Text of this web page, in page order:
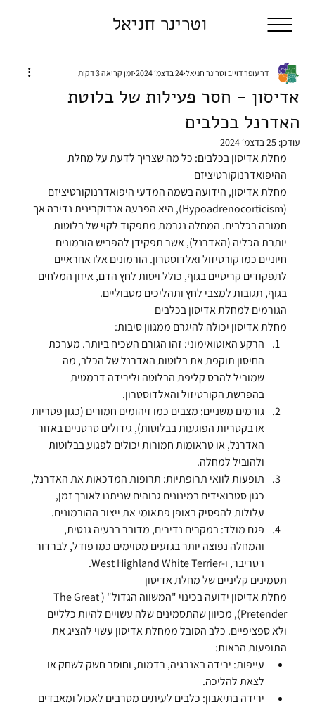
וטרינר חניאל
אדיסון - חסר פעילות של בלוטת
האדרנל בכלבים
דר עופר דוייב וטרינר חניאל 24 בדצמ׳ 2024 זמן קריאה 3 דקות
עודכן:25 בדצמ׳ 2024
מחלת אדיסון בכלבים: כל מה שצריך לדעת על מחלת
ההיפואדרנוקורטיציזם
מחלת אדיסון, הידועה בשמה המדעי היפואדרנוקורטיציזם
(Hypoadrenocorticism), היא הפרעה אנדוקרינית נדירה אך
חמורה בכלבים. המחלה נגרמת מתפקוד לקוי של בלוטות
יותרת הכליה (האדרנל), אשר תפקידן להפריש הורמונים
חיוניים כמו קורטיזול ואלדוסטרון. הורמונים אלו אחראיים
לתפקודים קריטיים בגוף, כולל ויסות לחץ הדם, איזון המלחים
בגוף, תגובות למצבי לחץ ותהליכים מטבוליים.
הגורמים למחלת אדיסון בכלבים
מחלת אדיסון יכולה להיגרם ממגוון סיבות:
הרקע האוטואימוני: זהו הגורם השכיח ביותר. מערכת
החיסון תוקפת את בלוטות האדרנל של הכלב, מה
שמוביל להרס קליפת הבלוטה ולירידה דרמטית
בהפרשת הקורטיזול והאלדוסטרון.
גורמים משניים: מצבים כמו זיהומים חמורים (כגון פטריות
או בקטריות הפוגעות בבלוטות), גידולים סרטניים באזור
האדרנל, או טראומות חמורות יכולים לפגוע בבלוטות
ולהוביל למחלה.
תופעות לוואי תרופתיות: תרופות המדכאות את האדרנל,
כגון סטרואידים במינונים גבוהים שניתנו לאורך זמן,
עלולות להפסיק באופן פתאומי את ייצור ההורמונים.
פגם מולד: במקרים נדירים, מדובר בבעיה גנטית,
והמחלה נפוצה יותר בגזעים מסוימים כמו פודל, לברדור
רטריבר, ו-West Highland White Terrier.
תסמינים קליניים של מחלת אדיסון
מחלת אדיסון ידועה בכינוי "המשווה הגדול" (The Great
Pretender), מכיוון שהתסמינים שלה עשויים להיות כלליים
ולא ספציפיים. כלב הסובל ממחלת אדיסון עשוי להציג את
התופעות הבאות:
עייפות: ירידה באנרגיה, רדמות, וחוסר חשק לשחק או
לצאת להליכה.
ירידה בתיאבון: כלבים לעיתים מסרבים לאכול ומאבדים